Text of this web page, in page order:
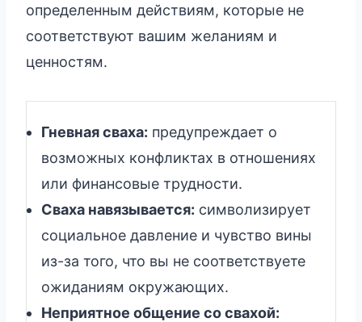
определенным действиям, которые не
соответствуют вашим желаниям и
ценностям.
Гневная сваха: предупреждает о
возможных конфликтах в отношениях
или финансовые трудности.
Сваха навязывается: символизирует
социальное давление и чувство вины
из-за того, что вы не соответствуете
ожиданиям окружающих.
Неприятное общение со свахой: